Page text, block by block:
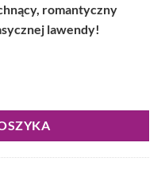
romantyczny
lawendy!
wąskolistna Rosea